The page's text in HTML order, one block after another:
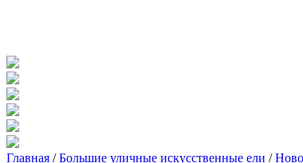
Главная / Большие уличные искусственные ели /